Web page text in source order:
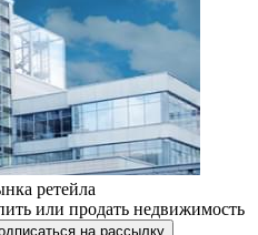
ретейла
или продать недвижимость